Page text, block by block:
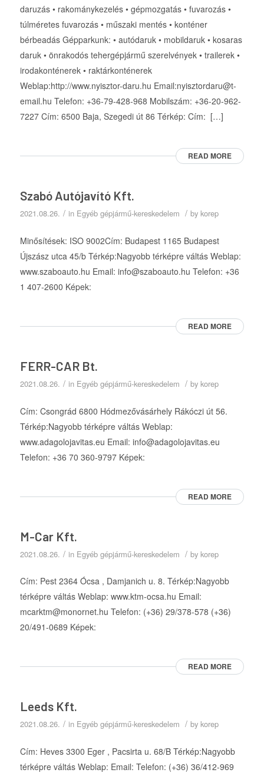
daruzás • rakománykezelés • gépmozgatás • fuvarozás •
túlméretes fuvarozás • műszaki mentés • konténer
bérbeadás Gépparkunk: • autódaruk • mobildaruk • kosaras
daruk • önrakodós tehergépjármű szerelvények • trailerek •
irodakonténerek • raktárkonténerek
Weblap:http://www.nyisztor-daru.hu Email:nyisztordaru@t-
email.hu Telefon: +36-79-428-968 Mobilszám: +36-20-962-
7227 Cím: 6500 Baja, Szegedi út 86 Térkép: Cím: […]
READ MORE
Szabó Autójavító Kft.
2021.08.26. / in Egyéb gépjármű-kereskedelem / by korep
Minősítések: ISO 9002Cím: Budapest 1165 Budapest
Újszász utca 45/b Térkép:Nagyobb térképre váltás Weblap:
www.szaboauto.hu Email: info@szaboauto.hu Telefon: +36
1 407-2600 Képek:
READ MORE
FERR-CAR Bt.
2021.08.26. / in Egyéb gépjármű-kereskedelem / by korep
Cím: Csongrád 6800 Hódmezővásárhely Rákóczi út 56.
Térkép:Nagyobb térképre váltás Weblap:
www.adagolojavitas.eu Email: info@adagolojavitas.eu
Telefon: +36 70 360-9797 Képek:
READ MORE
M-Car Kft.
2021.08.26. / in Egyéb gépjármű-kereskedelem / by korep
Cím: Pest 2364 Ócsa , Damjanich u. 8. Térkép:Nagyobb
térképre váltás Weblap: www.ktm-ocsa.hu Email:
mcarktm@monornet.hu Telefon: (+36) 29/378-578 (+36)
20/491-0689 Képek:
READ MORE
Leeds Kft.
2021.08.26. / in Egyéb gépjármű-kereskedelem / by korep
Cím: Heves 3300 Eger , Pacsirta u. 68/B Térkép:Nagyobb
térképre váltás Weblap: Email: Telefon: (+36) 36/412-969